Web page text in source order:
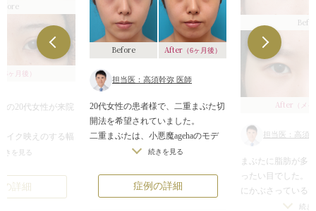
6ヶ月後）
の20代女性が来院
イク映えのする幅
たい、との事でし
二重をしていらっ
きを見る
詳細
Before After（6ヶ月後）
担当医：高須幹弥 医師
20代女性の患者様で、二重まぶた切
開法を希望されていました。
二重まぶたは、小悪魔agehaのモデ
ルのような、超幅広平行型二重を希
合わせて、他の目を大きくする手術
も希望されていました。
続きを見る
症例の詳細
After （メ
担当医：高須
まぶたに脂肪が多
ったい目でした。
にかぶさっている
くことができない
続き